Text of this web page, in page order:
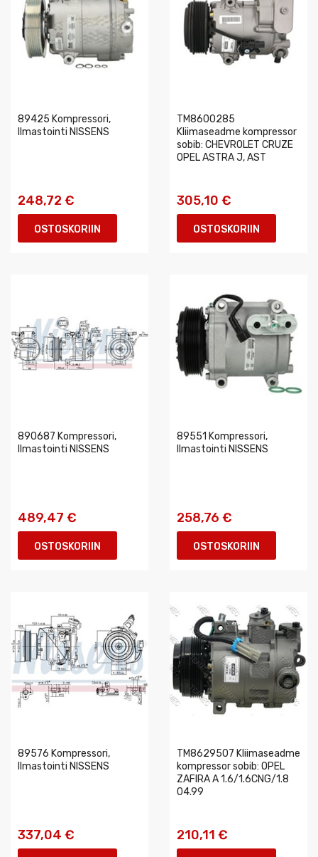
89425 Kompressori,
Ilmastointi NISSENS
248,72 €
OSTOSKORIIN
TM8600285
Kliimaseadme kompressor
sobib: CHEVROLET CRUZE
OPEL ASTRA J, AST
305,10 €
OSTOSKORIIN
890687 Kompressori,
Ilmastointi NISSENS
489,47 €
OSTOSKORIIN
89551 Kompressori,
Ilmastointi NISSENS
258,76 €
OSTOSKORIIN
89576 Kompressori,
Ilmastointi NISSENS
337,04 €
TM8629507 Kliimaseadme
kompressor sobib: OPEL
ZAFIRA A 1.6/1.6CNG/1.8
04.99
210,11 €